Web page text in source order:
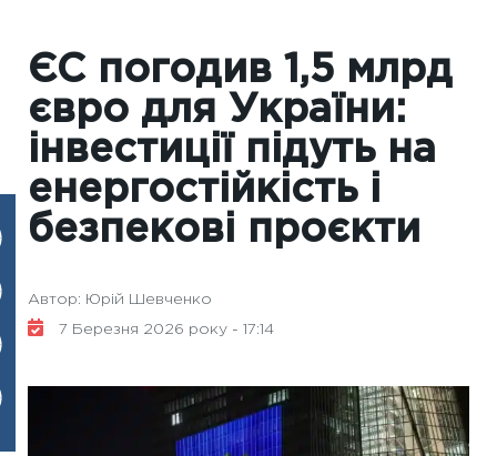
ЄС погодив 1,5 млрд
євро для України:
інвестиції підуть на
енергостійкість і
безпекові проєкти
Автор: Юрій Шевченко
7 Березня 2026 року - 17:14